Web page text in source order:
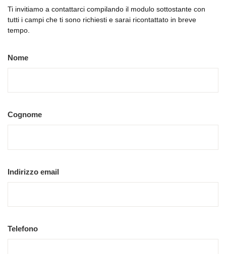
Ti invitiamo a contattarci compilando il modulo sottostante con
tutti i campi che ti sono richiesti e sarai ricontattato in breve
tempo.
Nome
Cognome
Indirizzo email
Telefono